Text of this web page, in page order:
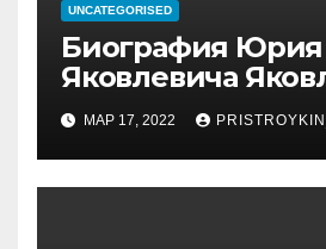
UNCATEGORISED
Биография Юрия
Яковлевича
история его
МАР 17, 2022 PRISTROYKIN_